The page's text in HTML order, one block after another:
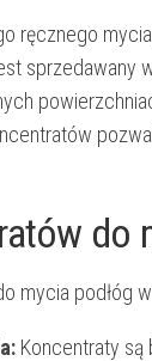
ręcznego
sprzedawany
do
mycia podłóg
Koncentraty są